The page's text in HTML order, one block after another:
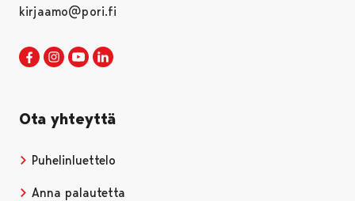
kirjaamo@pori.fi
Porin kaupunki Facebookissa
Avautuu uudessa välilehdessä
Porin kaupunki Instagramissa
Avautuu uudessa välilehdessä
Porin kaupunki Youtubessa
Avautuu uudessa välilehdessä
Ota yhteyttä
Puhelinluettelo
Anna palautetta